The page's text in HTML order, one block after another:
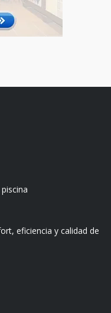
eficiencia y calidad de